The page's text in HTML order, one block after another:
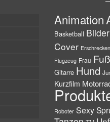
Animation
Basketball Bilder
Cover Erschrecken
Flugzeug Frau
Gitarre Hund
Kurzfilm
Roboter Sexy